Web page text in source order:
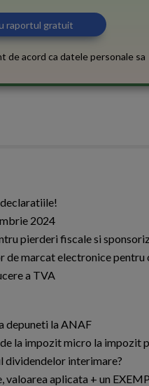
de acord ca datele personale sa
2024
pierderi fiscale si
de marcat electronice
a TVA
depuneti la ANAF
la impozit micro la impozit
dividendelor interimare?
valoarea aplicata + un